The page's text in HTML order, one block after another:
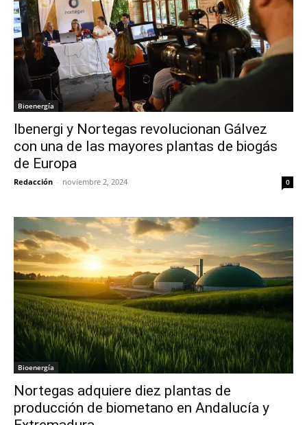
Bioenergía
Ibenergi y Nortegas revolucionan Gálvez
con una de las mayores plantas de biogás
de Europa
Redacción - noviembre 2, 2024 0
Bioenergía
Nortegas adquiere diez plantas de
producción de biometano en Andalucía y